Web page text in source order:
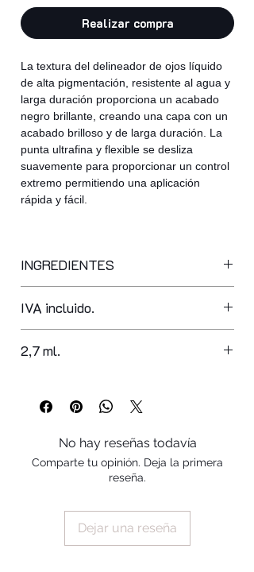
Realizar compra
La textura del delineador de ojos líquido
de alta pigmentación, resistente al agua y
larga duración proporciona un acabado
negro brillante, creando una capa con un
acabado brilloso y de larga duración. La
punta ultrafina y flexible se desliza
suavemente para proporcionar un control
extremo permitiendo una aplicación
rápida y fácil.
INGREDIENTES
IVA incluido.
2,7 ml.
No hay reseñas todavía
Comparte tu opinión. Deja la primera
reseña.
Dejar una reseña